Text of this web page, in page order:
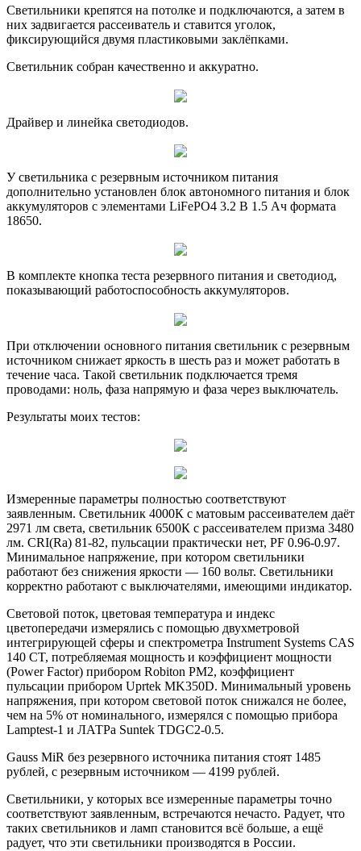
Светильники крепятся на потолке и подключаются, а затем в
них задвигается рассеиватель и ставится уголок,
фиксирующийся двумя пластиковыми заклёпками.
Светильник собран качественно и аккуратно.
Драйвер и линейка светодиодов.
У светильника с резервным источником питания
дополнительно установлен блок автономного питания и блок
аккумуляторов с элементами LiFePO4 3.2 В 1.5 Ач формата
18650.
В комплекте кнопка теста резервного питания и светодиод,
показывающий работоспособность аккумуляторов.
При отключении основного питания светильник с резервным
источником снижает яркость в шесть раз и может работать в
течение часа. Такой светильник подключается тремя
проводами: ноль, фаза напрямую и фаза через выключатель.
Результаты моих тестов:
Измеренные параметры полностью соответствуют
заявленным. Светильник 4000К с матовым рассеивателем даёт
2971 лм света, светильник 6500К с рассеивателем призма 3480
лм. CRI(Ra) 81-82, пульсации практически нет, PF 0.96-0.97.
Минимальное напряжение, при котором светильники
работают без снижения яркости — 160 вольт. Светильники
корректно работают с выключателями, имеющими индикатор.
Световой поток, цветовая температура и индекс
цветопередачи измерялись с помощью двухметровой
интегрирующей сферы и спектрометра Instrument Systems CAS
140 CT, потребляемая мощность и коэффициент мощности
(Power Factor) прибором Robiton PM2, коэффициент
пульсации прибором Uprtek MK350D. Минимальный уровень
напряжения, при котором световой поток снижался не более,
чем на 5% от номинального, измерялся с помощью прибора
Lamptest-1 и ЛАТРа Suntek TDGC2-0.5.
Gauss MiR без резервного источника питания стоят 1485
рублей, с резервным источником — 4199 рублей.
Светильники, у которых все измеренные параметры точно
соответствуют заявленным, встречаются нечасто. Радует, что
таких светильников и ламп становится всё больше, а ещё
радует, что эти светильники производятся в России.